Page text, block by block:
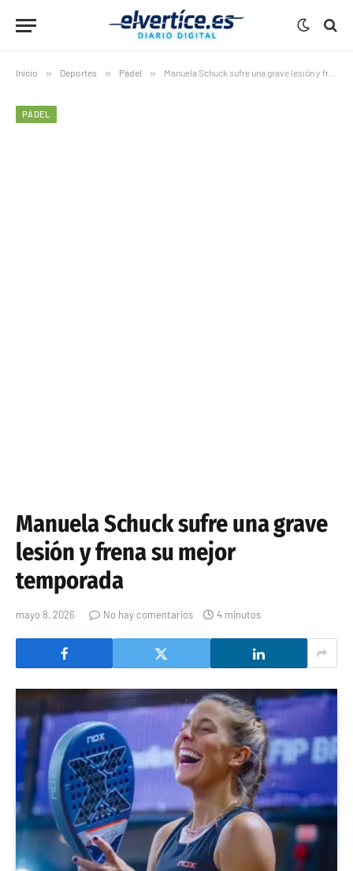
Inicio » Deportes » Pádel » Manuela Schuck sufre una grave lesión y frena su mejor temporada
PÁDEL
Manuela Schuck sufre una grave
lesión y frena su mejor
temporada
mayo 8, 2026 No hay comentarios 4 minutos